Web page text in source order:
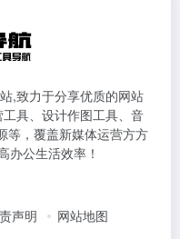
,致力于分享优质的网站
具、设计作图工具、音
等，覆盖新媒体运营方方
办公生活效率！
声明
网站地图